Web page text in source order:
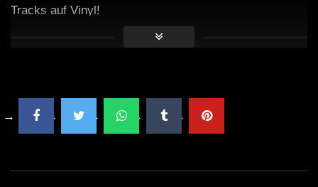
Tracks auf Vinyl!